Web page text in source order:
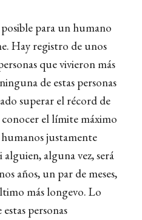
para un humano
Hay registro de unos
que vivieron más
de estas personas
superar el récord de
conocer el límite máximo
justamente
alguna vez, será
años, un par de meses,
más longevo. Lo
personas